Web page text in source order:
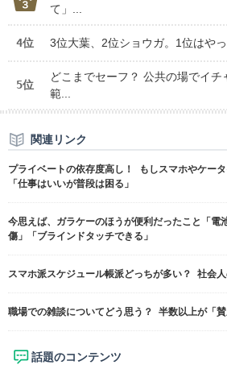
て」...
4位 3位大葉、2位ショウガ。1位はや
5位
どこまでセーフ？ 公共の場でイチ
範...
関連リンク
プライベートの依存度高し！ もしスマホやケ
「仕事はいいが普段は困る」
今思えば、ガラケーのほうが便利だったこと「電
傷」「ブラインドタッチできる」
スマホ派スケジュール帳派どっちが多い？ 社会
職場での雑談についてどう思う？ 半数以上が「
話題のコンテンツ